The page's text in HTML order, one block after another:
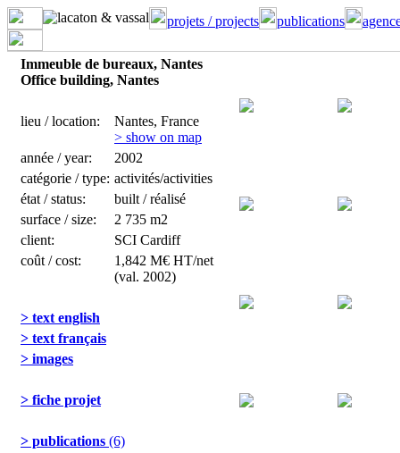
projets / projects publications
Immeuble de bureaux, Nantes
Office building, Nantes
lieu / location:
Nantes, France
> show on map
année / year:
2002
catégorie / type: activités/activities
état / status:
built / réalisé
surface / size:
2 735 m2
client:
SCI Cardiff
coût / cost:
1,842 M€ HT/net
(val. 2002)
> text english
> text français
> images
> fiche projet
> publications (6)